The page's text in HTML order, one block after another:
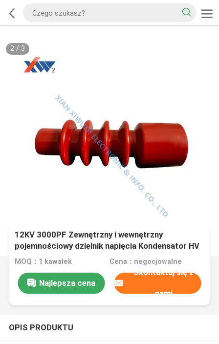
2/ 3
12KV 3000PF Zewnętrzny i wewnętrzny
pojemnościowy dzielnik napięcia Kondensator HV
do pomiaru wysokiego napięcia AC
MOQ：1 kawałek Cena：negocjowalne
Najlepsza cena
Skontaktuj się z
nami
OPIS PRODUKTU